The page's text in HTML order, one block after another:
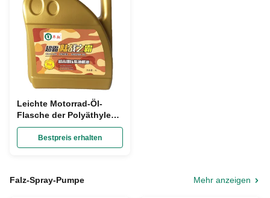
Leichte Motorrad-Öl-
Flasche der Polyäthylen-
Motoröl-Kanister-Höhen-
280mmBestpreis erhalten
Falz-Spray-Pumpe Mehr anzeigen